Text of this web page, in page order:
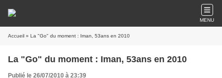
MENU
Accueil » La "Go" du moment : Iman, 53ans en 2010
La "Go" du moment : Iman, 53ans en 2010
Publié le 26/07/2010 à 23:39